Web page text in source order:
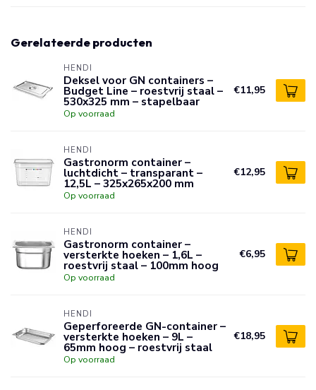
Gerelateerde producten
HENDI
Deksel voor GN containers –
Budget Line – roestvrij staal –
530x325 mm – stapelbaar
Op voorraad
€11,95
HENDI
Gastronorm container –
luchtdicht – transparant –
12,5L – 325x265x200 mm
Op voorraad
€12,95
HENDI
Gastronorm container –
versterkte hoeken – 1,6L –
roestvrij staal – 100mm hoog
Op voorraad
€6,95
HENDI
Geperforeerde GN-container –
versterkte hoeken – 9L –
65mm hoog – roestvrij staal
Op voorraad
€18,95